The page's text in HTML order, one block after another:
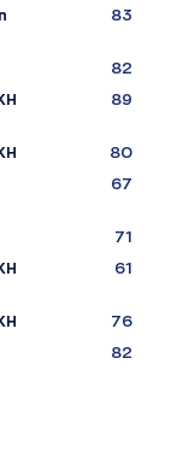
83
82
89
80
67
71
61
76
82